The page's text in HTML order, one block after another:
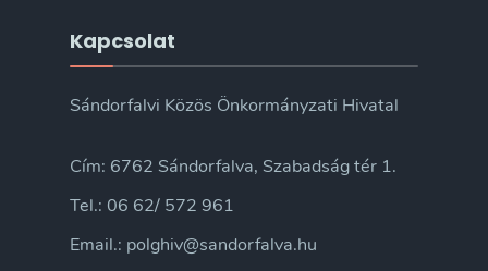
Kapcsolat
Sándorfalvi Közös Önkormányzati Hivatal
Cím: 6762 Sándorfalva, Szabadság tér 1.
Tel.: 06 62/ 572 961
Email.: polghiv@sandorfalva.hu